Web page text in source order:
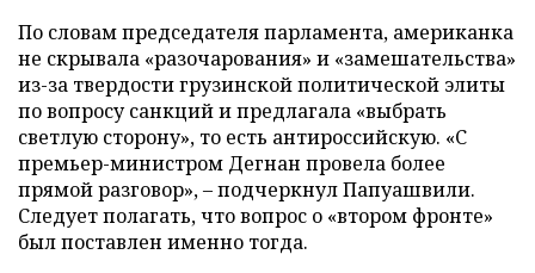
По словам председателя парламента, американка
не скрывала «разочарования» и «замешательства»
из-за твердости грузинской политической элиты
по вопросу санкций и предлагала «выбрать
светлую сторону», то есть антироссийскую. «С
премьер-министром Дегнан провела более
прямой разговор», – подчеркнул Папуашвили.
Следует полагать, что вопрос о «втором фронте»
был поставлен именно тогда.